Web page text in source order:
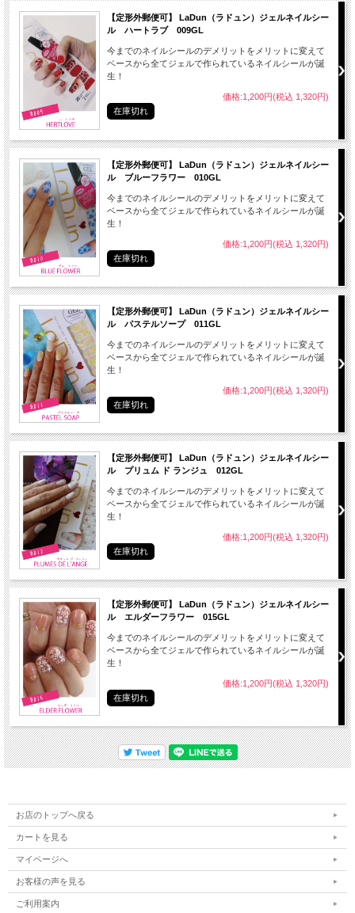
● 長時間の連続使用は、お控えください。
● アレルギー体質の方、爪に異常のある場合は使用しないでください。
● 爪に異常を感じたら直ちに使用を中止し、皮膚科専門医等へご相談ください。
● 長時間の水仕事や入浴をした場合はシールがはがれやすくなることがあります。
● 本来の目的以外のご使用はおやめください。
● トップコートをご使用の際は火気にご注意ください。
● 子供の手の届かない場所に保管してください。
● 極端に低温、または高温多湿の場所、直射日光の当たる場所に保管しないでくだ
さい。
シール20枚、付属のファイル1本
中国
場合がございます。 予めご了承ください。
■ご不便をお掛けしますが、配送方法が定形外郵便の為、この商品は代金引換・日
時指定はご利用いただけません。
代金引換をご選択の場合には当店より【宅配便送料660円＋代引き手数料】を加算
【定形外郵便可】 LaDun（ラドュン）ジェルネイルシー
ル ハートラブ 009GL
今までのネイルシールのデメリットをメリットに変えて
ベースから全てジェルで作られているネイルシールが誕
生！
価格:1,200円(税込 1,320円)
在庫切れ
【定形外郵便可】 LaDun（ラドュン）ジェルネイルシー
ル ブルーフラワー 010GL
今までのネイルシールのデメリットをメリットに変えて
ベースから全てジェルで作られているネイルシールが誕
生！
価格:1,200円(税込 1,320円)
在庫切れ
【定形外郵便可】 LaDun（ラドュン）ジェルネイルシー
ル パステルソープ 011GL
今までのネイルシールのデメリットをメリットに変えて
ベースから全てジェルで作られているネイルシールが誕
生！
価格:1,200円(税込 1,320円)
在庫切れ
【定形外郵便可】 LaDun（ラドュン）ジェルネイルシー
ル プリュム ド ランジュ 012GL
今までのネイルシールのデメリットをメリットに変えて
ベースから全てジェルで作られているネイルシールが誕
生！
価格:1,200円(税込 1,320円)
在庫切れ
【定形外郵便可】 LaDun（ラドュン）ジェルネイルシー
ル エルダーフラワー 015GL
今までのネイルシールのデメリットをメリットに変えて
ベースから全てジェルで作られているネイルシールが誕
生！
価格:1,200円(税込 1,320円)
在庫切れ
お店のトップへ戻る
カートを見る
マイページへ
お客様の声を見る
ご利用案内